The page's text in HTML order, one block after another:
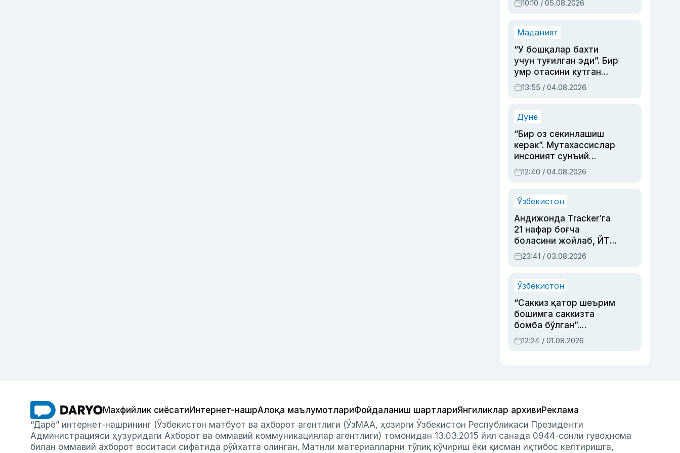
10:10 / 05.08.2026
Маданият
“У бошқалар бахти
учун туғилган эди”. Бир
умр отасини кутган
актриса ва дубльяж
устаси Римма
синовларга тўла ҳаёти
13:55 / 04.08.2026
Дунё
“Бир оз секинлашиш
керак”. Мутахассислар
инсоният сунъий
интеллектни бошқара
олмай қолишидан
12:40 / 04.08.2026
Ўзбекистон
Андижонда Tracker’га
21 нафар боғча
боласини жойлаб, ЙТҲ
содир этган аёлга суд
ҳукми ўқилди
23:41 / 03.08.2026
Ўзбекистон
“Саккиз қатор шеърим
бошимга саккизта
бомба бўлган”.
Абдулла Ориповни
сиёсий айбловлардан
12:24 / 01.08.2026
Махфийлик сиёсатиИнтернет-нашрАлоқа маълумотлариФойдаланиш шартлариЯнгиликлар архивиРеклама
“Дарё” интернет-нашрининг (Ўзбекистон матбуот ва ахборот агентлиги (ЎзМАА, ҳозирги Ўзбекистон Республикаси Президенти
Администрацияси ҳузуридаги Ахборот ва оммавий коммуникациялар агентлиги) томонидан 13.03.2015 йил санада 0944-сонли гувоҳнома
билан оммавий ахборот воситаси сифатида рўйхатга олинган. Матнли материалларни тўлиқ кўчириш ёки қисман иқтибос келтиришга,